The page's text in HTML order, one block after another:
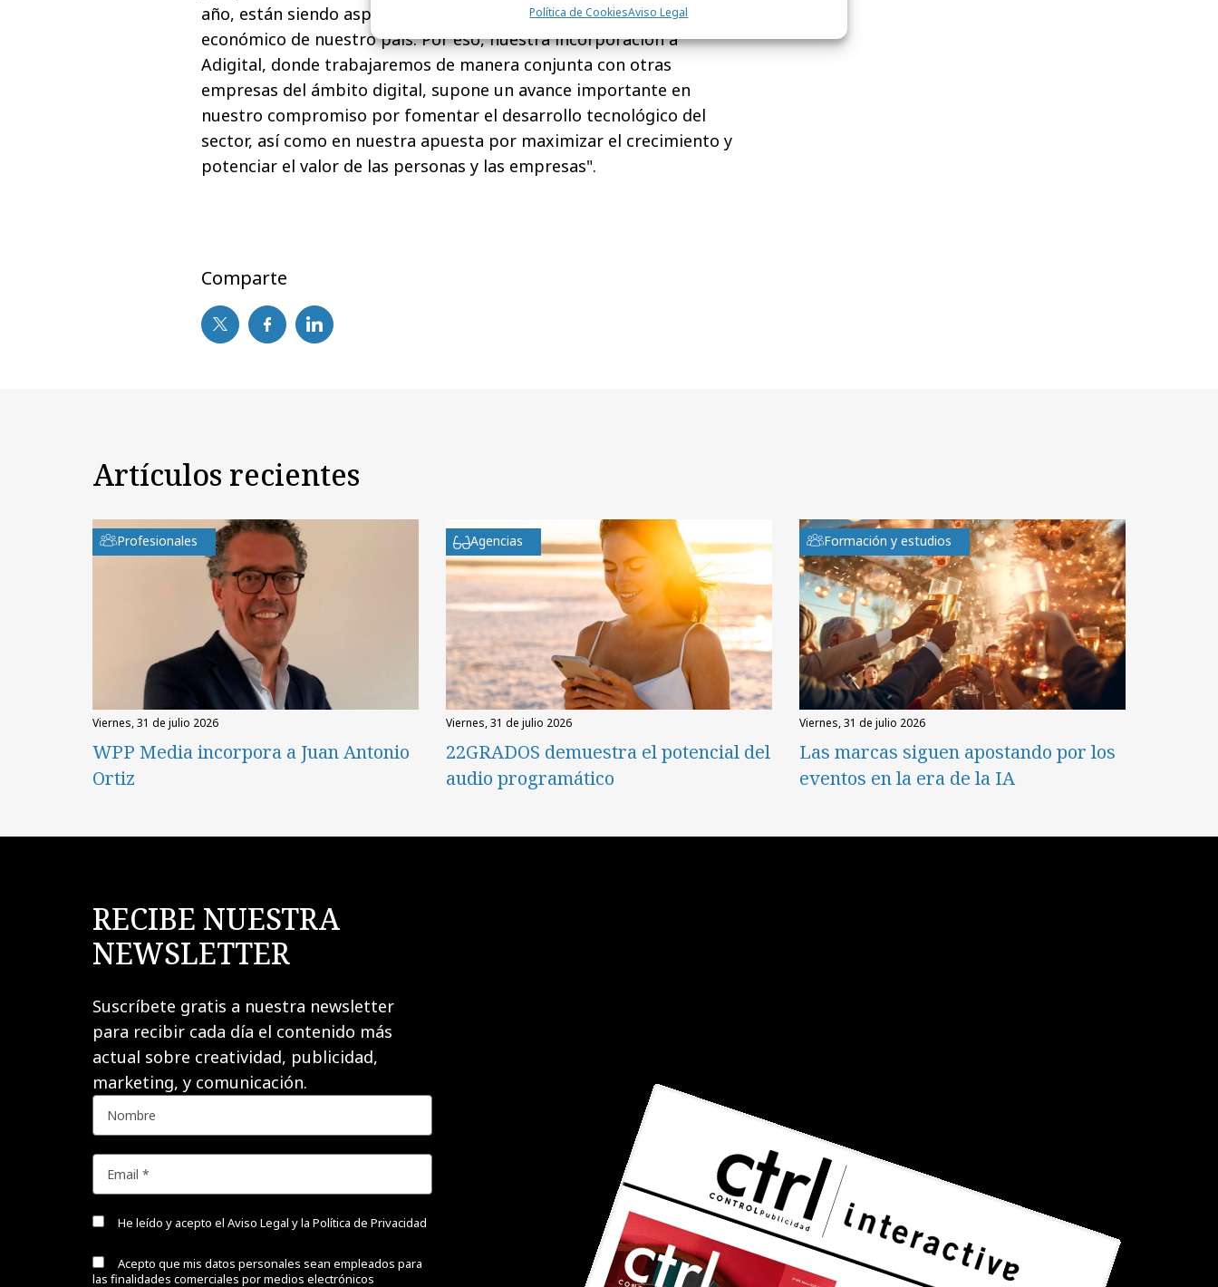
Política de CookiesAviso Legal
año, están siendo aspectos clave para el desarrollo y el crecimiento
económico de nuestro país. Por eso, nuestra incorporación a
Adigital, donde trabajaremos de manera conjunta con otras
empresas del ámbito digital, supone un avance importante en
nuestro compromiso por fomentar el desarrollo tecnológico del
sector, así como en nuestra apuesta por maximizar el crecimiento y
potenciar el valor de las personas y las empresas".
Comparte
Artículos recientes
Profesionales
viernes, 31 de julio 2026
WPP Media incorpora a Juan Antonio
Ortiz
Agencias
viernes, 31 de julio 2026
22GRADOS demuestra el potencial del
audio programático
Formación y estudios
viernes, 31 de julio 2026
Las marcas siguen apostando por los
eventos en la era de la IA
RECIBE NUESTRA
NEWSLETTER
Suscríbete gratis a nuestra newsletter
para recibir cada día el contenido más
actual sobre creatividad, publicidad,
marketing, y comunicación.
He leído y acepto el Aviso Legal y la Política de Privacidad
Acepto que mis datos personales sean empleados para
las finalidades comerciales por medios electrónicos